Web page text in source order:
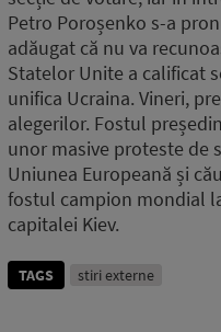
Petro Poroșenko s-a
adăugat că nu va
Statelor Unite a calificat
unifica Ucraina. Vineri,
alegerilor. Fostul
unor masive proteste de
Uniunea Europeană și
fostul campion mondial
capitalei Kiev.
TAGS stiri externe